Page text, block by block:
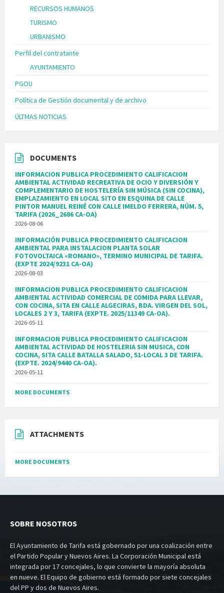
RECURSOS HUMANOS
TURISMO
URBANISMO
Perfil del contratante
AYUNTAMIENTO
PGOU
Política de Gestión documental y de archivo
ÚLTMAS NOTICIAS
DOCUMENTS
INFORMACION PUBLICA PROCEDIMIENTO CALIFICACION
AMBIENTAL ACTIVIDAD RECREATIVA DE OCIO Y DIVERSIÓN Y
COMPLEMENTARIO DE HOSTELERÍA SIN MÚSICA (SIN COCINA),
EMPLAZAMIENTO EN LOCAL SITO EN ESQUINA DE CALLE
PINTOR MANUEL REINÉ CON CALLE IMELDO FERRERA, NÚM. 5,
TARIFA (2026_2686 CA-OA)
2026-08-06
INFORMACIÓN PUBLICA PROCEDIMIENTO CALIFICACION
AMBIENTAL PARA INSTALACION PLANTA SOLAR
FOTOVOLTAICA «ROMANO», TERMINO MUNICIPAL DE TARIFA.
(EXPTE 2024/9231 CA-OA)
2026-08-03
INFORMACION PUBLICA PROCEDIMIENTO CALIFICACION
AMBIENTAL ACTIVIDAD COMERCIAL DE COMIDA PARA LLEVAR,
CON COCINA, SITA EN CALLE ALGECIRAS, BDA. VIRGEN DEL SOL,
LOCALES 2 Y 3, TARIFA (EXPTE. 2025/11349 CA-OA).
2026-05-11
INFORMACION PUBLICA PROCEDIMIENTO CALIFICACION
AMBIENTAL ACTIVIDAD DE HOSTELERIA SIN MUSICA, CON
COCINA, SITA CALLE BATALLA SALADO, 51-LOCAL 3 DE TARIFA.
(EXPTE. 2024/9440 CA-OA).
2026-05-11
MORE DOCUMENTS
ATTACHMENTS
MORE DOCUMENTS
SOBRE NOSOTROS
El Ayuntamiento de Tarifa está gobernado por una coalización entre
el Partido Popular y Nuevos Aires. La Corporación Municipal está
integrada por 17 concejales, lo que convierte la mayoría absoluta
en nueve. El Equipo de gobierno está formado por siete concejales
del PP y dos de Nuevos Aires.